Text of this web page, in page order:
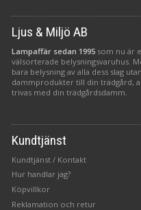
Ljus & Miljö AB
Lampaffär sedan 1995 som nu är
välsorterade belysningsvaruhus.
bara belysning av alla dess slag
dammprodukter till din trädgård,
trivas med din trädgårdsdamm.
Kundtjänst
Kundtjänst / Kontakt
Hur handlar jag?
Köpvillkor
Reklamation och retur